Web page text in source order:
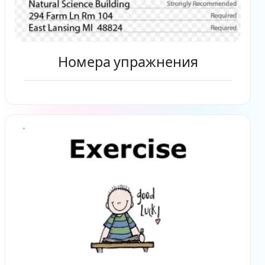
Номера упражнения